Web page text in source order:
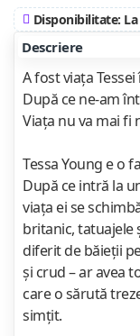
Disponibilitate:
Descriere
A fost viața
După ce ne-am
Viața nu va mai fi
Tessa Young e o
După ce intră la
viaţa ei se
britanic, tatuajele
diferit de băieţii
şi crud – ar avea
care o sărută
simţit.